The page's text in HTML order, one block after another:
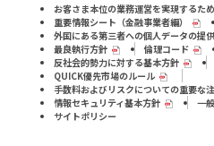
お客さま本位の業務運営を実現するた
重要情報シート（⾦融事業者編）
外国にある第三者への個人データの提
最良執行方針
倫理コード
反社会的勢力に対する基本方針
QUICK優先市場のルール
手数料およびリスクについての重要な
情報セキュリティ基本方針
一
サイトポリシー